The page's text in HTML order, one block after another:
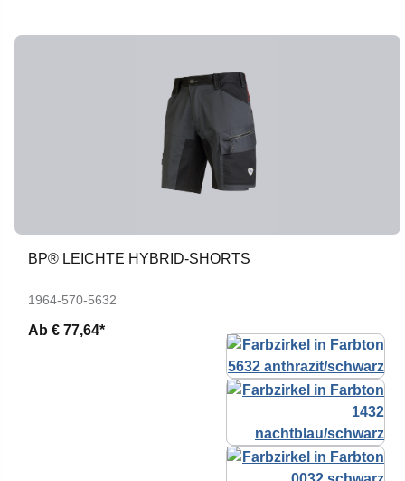
BP® LEICHTE HYBRID-SHORTS
1964-570-5632
Ab € 77,64*